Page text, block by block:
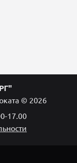
© 2026
17.00